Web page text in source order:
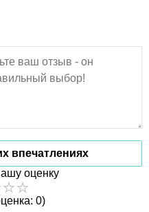
впечатлениях
оценку
0)